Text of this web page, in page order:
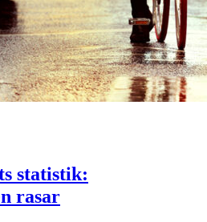
statistik:
rasar